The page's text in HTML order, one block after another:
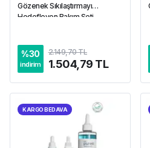
Gözenek Sıkılaştırmayı
Hedefleyen Bakım Seti
%30
indirim
2.149,70 TL
1.504,79 TL
KARGO BEDAVA